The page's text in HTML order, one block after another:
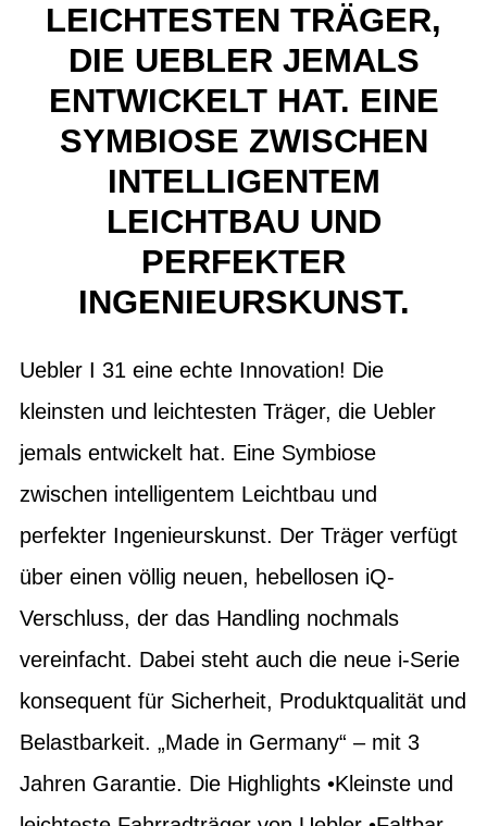
LEICHTESTEN TRÄGER,
DIE UEBLER JEMALS
ENTWICKELT HAT. EINE
SYMBIOSE ZWISCHEN
INTELLIGENTEM
LEICHTBAU UND
PERFEKTER
INGENIEURSKUNST.
Uebler I 31 eine echte Innovation! Die
kleinsten und leichtesten Träger, die Uebler
jemals entwickelt hat. Eine Symbiose
zwischen intelligentem Leichtbau und
perfekter Ingenieurskunst. Der Träger verfügt
über einen völlig neuen, hebellosen iQ-
Verschluss, der das Handling nochmals
vereinfacht. Dabei steht auch die neue i-Serie
konsequent für Sicherheit, Produktqualität und
Belastbarkeit. „Made in Germany“ – mit 3
Jahren Garantie. Die Highlights •Kleinste und